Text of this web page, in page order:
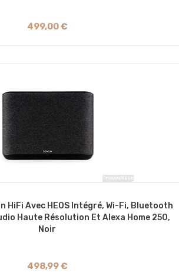
499,00 €
HiFi Avec HEOS Intégré, Wi-Fi, Bluetooth
Haute Résolution Et Alexa Home 250,
Noir
498,99 €